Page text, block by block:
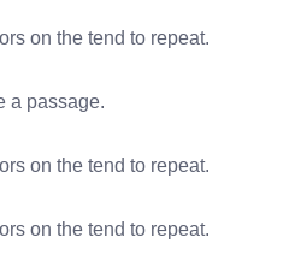
on the tend to repeat.
a passage.
on the tend to repeat.
on the tend to repeat.